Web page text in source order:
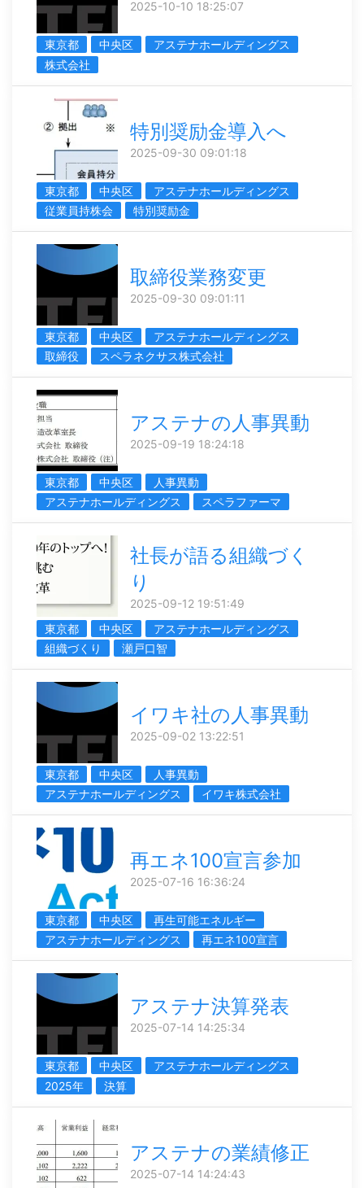
2025-10-10 18:25:07
東京都 中央区
アステナホールディングス
株式会社
特別奨励金導入へ
2025-09-30 09:01:18
東京都 中央区
アステナホールディングス
従業員持株会
特別奨励金
取締役業務変更
2025-09-30 09:01:11
東京都 中央区
アステナホールディングス
取締役
スペラネクサス株式会社
アステナの人事異動
2025-09-19 18:24:18
東京都 中央区
人事異動
アステナホールディングス
スペラファーマ
社長が語る組織づく
り
2025-09-12 19:51:49
東京都
中央区
アステナホールディングス
組織づくり
瀬戸口智
イワキ社の人事異動
2025-09-02 13:22:51
東京都 中央区
人事異動
アステナホールディングス
イワキ株式会社
再エネ100宣言参加
2025-07-16 16:36:24
東京都 中央区
再生可能エネルギー
アステナホールディングス
再エネ100宣言
アステナ決算発表
2025-07-14 14:25:34
東京都 中央区
アステナホールディングス
2025年
決算
アステナの業績修正
2025-07-14 14:24:43